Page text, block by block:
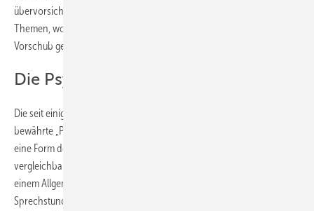
übervorsichtigem Verhalten und zum Vermeiden schambesetzter
Themen, wodurch nicht selten chronifizierenden Prozessen
Vorschub geleistet wird.
Die Psychosomatische Sprechstunde
Die seit einigen Jahren in mehreren Betrieben etablierte und
bewährte „Psychosomatische Sprechstunde“ (Mayer et al. 2010) stellt
eine Form der aufsuchenden Beratung und Behandlung dar,
vergleichbar in etwa mit einem psychosomatischen Konsiliardienst in
einem Allgemeinkrankenhaus. Bei dieser Psychosomatischen
Sprechstunde im Betrieb erhalten Mitarbeiter in unmittelbarer Nähe